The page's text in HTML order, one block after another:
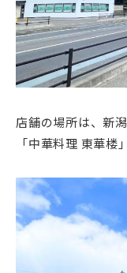
店舗の場所は、新
「中華料理 東華楼